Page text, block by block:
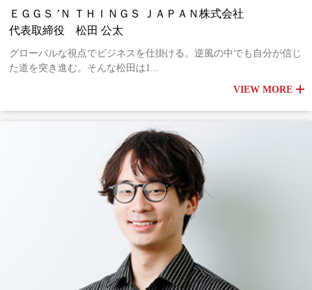
ＥＧＧＳ ’Ｎ ＴＨＩＮＧＳ ＪＡＰＡＮ株式会社
代表取締役 松田 公太
グローバルな視点でビジネスを仕掛ける。逆風の中でも自分が信じ
た道を突き進む。そんな松田は1...
VIEW MORE